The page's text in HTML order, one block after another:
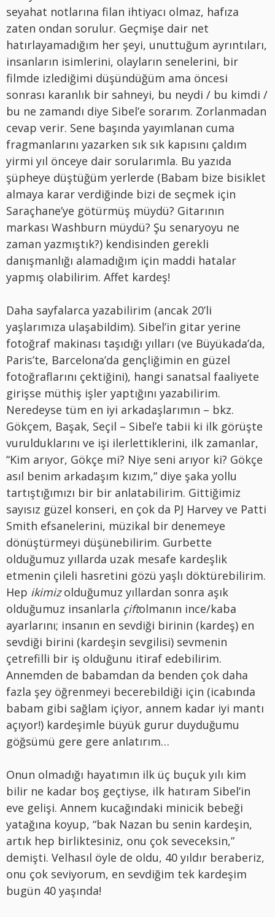
seyahat notlarına filan ihtiyacı olmaz, hafıza
zaten ondan sorulur. Geçmişe dair net
hatırlayamadığım her şeyi, unuttuğum ayrıntıları,
insanların isimlerini, olayların senelerini, bir
filmde izlediğimi düşündüğüm ama öncesi
sonrası karanlık bir sahneyi, bu neydi / bu kimdi /
bu ne zamandı diye Sibel’e sorarım. Zorlanmadan
cevap verir. Sene başında yayımlanan cuma
fragmanlarını yazarken sık sık kapısını çaldım
yirmi yıl önceye dair sorularımla. Bu yazıda
şüpheye düştüğüm yerlerde (Babam bize bisiklet
almaya karar verdiğinde bizi de seçmek için
Saraçhane’ye götürmüş müydü? Gitarının
markası Washburn müydü? Şu senaryoyu ne
zaman yazmıştık?) kendisinden gerekli
danışmanlığı alamadığım için maddi hatalar
yapmış olabilirim. Affet kardeş!
Daha sayfalarca yazabilirim (ancak 20’li
yaşlarımıza ulaşabildim). Sibel’in gitar yerine
fotoğraf makinası taşıdığı yılları (ve Büyükada’da,
Paris’te, Barcelona’da gençliğimin en güzel
fotoğraflarını çektiğini), hangi sanatsal faaliyete
girişse müthiş işler yaptığını yazabilirim.
Neredeyse tüm en iyi arkadaşlarımın – bkz.
Gökçem, Başak, Seçil – Sibel’e tabii ki ilk görüşte
vurulduklarını ve işi ilerlettiklerini, ilk zamanlar,
“Kim arıyor, Gökçe mi? Niye seni arıyor ki? Gökçe
asıl benim arkadaşım kızım,” diye şaka yollu
tartıştığımızı bir bir anlatabilirim. Gittiğimiz
sayısız güzel konseri, en çok da PJ Harvey ve Patti
Smith efsanelerini, müzikal bir denemeye
dönüştürmeyi düşünebilirim. Gurbette
olduğumuz yıllarda uzak mesafe kardeşlik
etmenin çileli hasretini gözü yaşlı döktürebilirim.
Hep ikimizolduğumuz yıllardan sonra aşık
olduğumuz insanlarla çiftolmanın ince/kaba
ayarlarını; insanın en sevdiği birinin (kardeş) en
sevdiği birini (kardeşin sevgilisi) sevmenin
çetrefilli bir iş olduğunu itiraf edebilirim.
Annemden de babamdan da benden çok daha
fazla şey öğrenmeyi becerebildiği için (icabında
babam gibi sağlam içiyor, annem kadar iyi mantı
açıyor!) kardeşimle büyük gurur duyduğumu
göğsümü gere gere anlatırım…
Onun olmadığı hayatımın ilk üç buçuk yılı kim
bilir ne kadar boş geçtiyse, ilk hatıram Sibel’in
eve gelişi. Annem kucağındaki minicik bebeği
yatağına koyup, “bak Nazan bu senin kardeşin,
artık hep birliktesiniz, onu çok seveceksin,”
demişti. Velhasıl öyle de oldu, 40 yıldır beraberiz,
onu çok seviyorum, en sevdiğim tek kardeşim
bugün 40 yaşında!